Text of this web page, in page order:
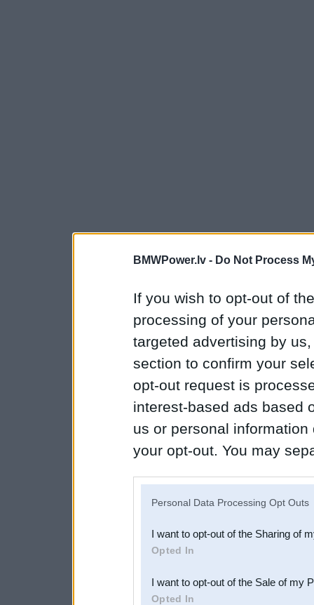
BMWPower.lv - Do Not Process
If you wish to opt-out of
processing of your
targeted advertising by
section to confirm your
opt-out request is
interest-based ads based
us or personal
your opt-out. You may
Downstream Participants
third parties.
Personal Data Processing Opt Outs
I want to opt-out of the Sharing of
Opted In
I want to opt-out of the Sale of my
Opted In